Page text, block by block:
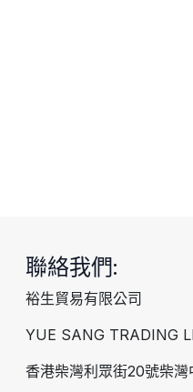
聯絡我們:
裕生貿易有限公司
YUE SANG TRADING
香港柴灣利眾街20號柴